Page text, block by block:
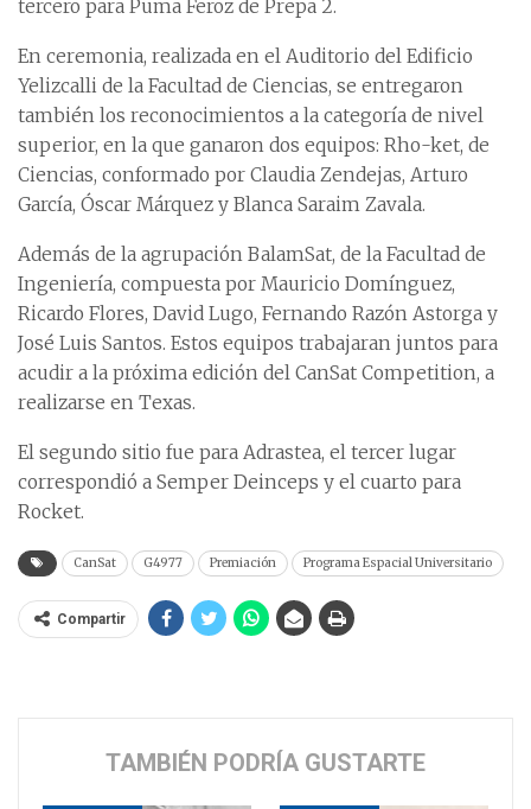
tercero para Puma Feroz de Prepa 2.
En ceremonia, realizada en el Auditorio del Edificio
Yelizcalli de la Facultad de Ciencias, se entregaron
también los reconocimientos a la categoría de nivel
superior, en la que ganaron dos equipos: Rho-ket, de
Ciencias, conformado por Claudia Zendejas, Arturo
García, Óscar Márquez y Blanca Saraim Zavala.
Además de la agrupación BalamSat, de la Facultad de
Ingeniería, compuesta por Mauricio Domínguez,
Ricardo Flores, David Lugo, Fernando Razón Astorga y
José Luis Santos. Estos equipos trabajaran juntos para
acudir a la próxima edición del CanSat Competition, a
realizarse en Texas.
El segundo sitio fue para Adrastea, el tercer lugar
correspondió a Semper Deinceps y el cuarto para
Rocket.
CanSat G4977 Premiación Programa Espacial Universitario
Compartir
TAMBIÉN PODRÍA GUSTARTE